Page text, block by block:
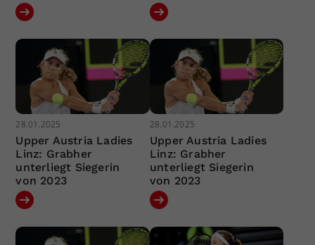
28.01.2025
Upper Austria Ladies
Linz: Grabher
unterliegt Siegerin
von 2023
28.01.2025
Upper Austria Ladies
Linz: Grabher
unterliegt Siegerin
von 2023